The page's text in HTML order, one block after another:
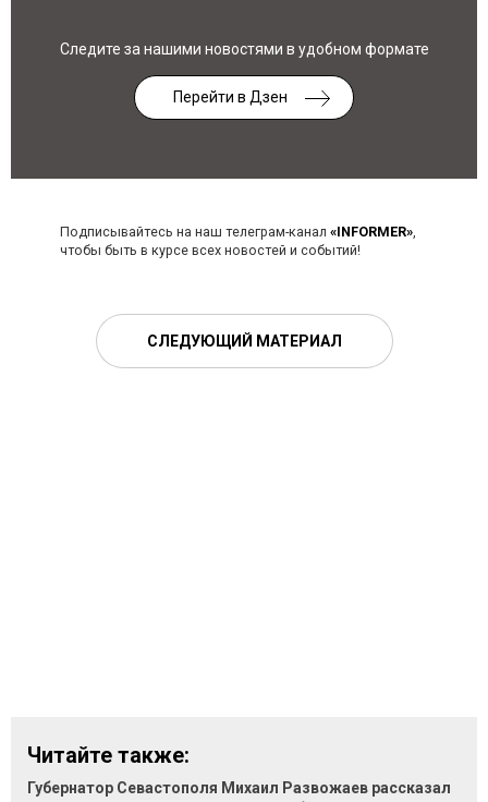
Следите за нашими новостями в удобном формате
Перейти в Дзен
Подписывайтесь на наш телеграм-канал «INFORMER»,
чтобы быть в курсе всех новостей и событий!
СЛЕДУЮЩИЙ МАТЕРИАЛ
Читайте также:
Губернатор Севастополя Михаил Развожаев рассказал